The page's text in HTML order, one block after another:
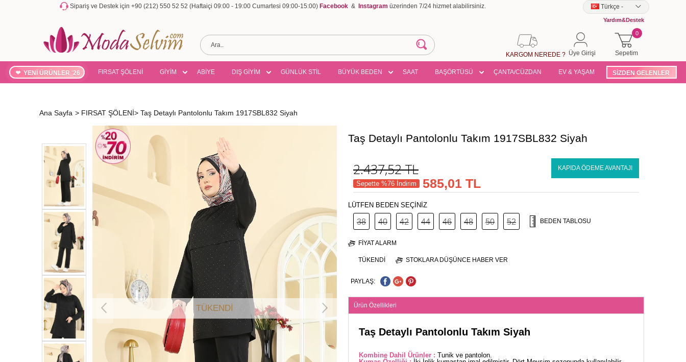
Sipariş ve Destek için +90 (212) 550 52 52 (Haftaiçi 09:00 - 19:00 Cumartesi 09:00-15:00) Facebook & Instagram üzerinden 7/24 hizmet alabilirsiniz. Türkçe -
Yardım&Destek
Sepetim
0
Üye Girişi
KARGOM NEREDE ?
YENİ ÜRÜNLER '26 FIRSAT ŞÖLENİ GİYİM ABİYE DIŞ GİYİM GÜNLÜK STİL BÜYÜK BEDEN SAAT BAŞÖRTÜSÜ ÇANTA/CÜZDAN EV & YAŞAM SİZDEN GELENLER
Ana Sayfa > FIRSAT ŞÖLENİ> Taş Detaylı Pantolonlu Takım 1917SBL832 Siyah
TÜKENDİ
Taş Detaylı Pantolonlu Takım 1917SBL832 Siyah
2.437,52TL KAPIDA ÖDEME AVANTAJI
Sepette %76 İndirim 585,01 TL
LÜTFEN BEDEN SEÇİNİZ
38 40 42 44 46 48 50 52 BEDEN TABLOSU
FIYAT ALARM
TÜKENDI STOKLARA DÜŞÜNCE HABER VER
PAYLAŞ:
Ürün Özellikleri
Taş Detaylı Pantolonlu Takım Siyah
Kombine Dahil Ürünler : Tunik ve pantolon.